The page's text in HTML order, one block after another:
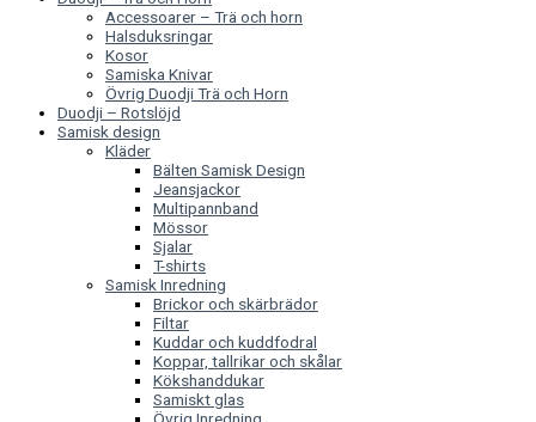
Accessoarer – Trä och horn
Halsduksringar
Kosor
Samiska Knivar
Övrig Duodji Trä och Horn
Duodji – Rotslöjd
Samisk design
Kläder
Bälten Samisk Design
Jeansjackor
Multipannband
Mössor
Sjalar
T-shirts
Samisk Inredning
Brickor och skärbrädor
Filtar
Kuddar och kuddfodral
Koppar, tallrikar och skålar
Kökshanddukar
Samiskt glas